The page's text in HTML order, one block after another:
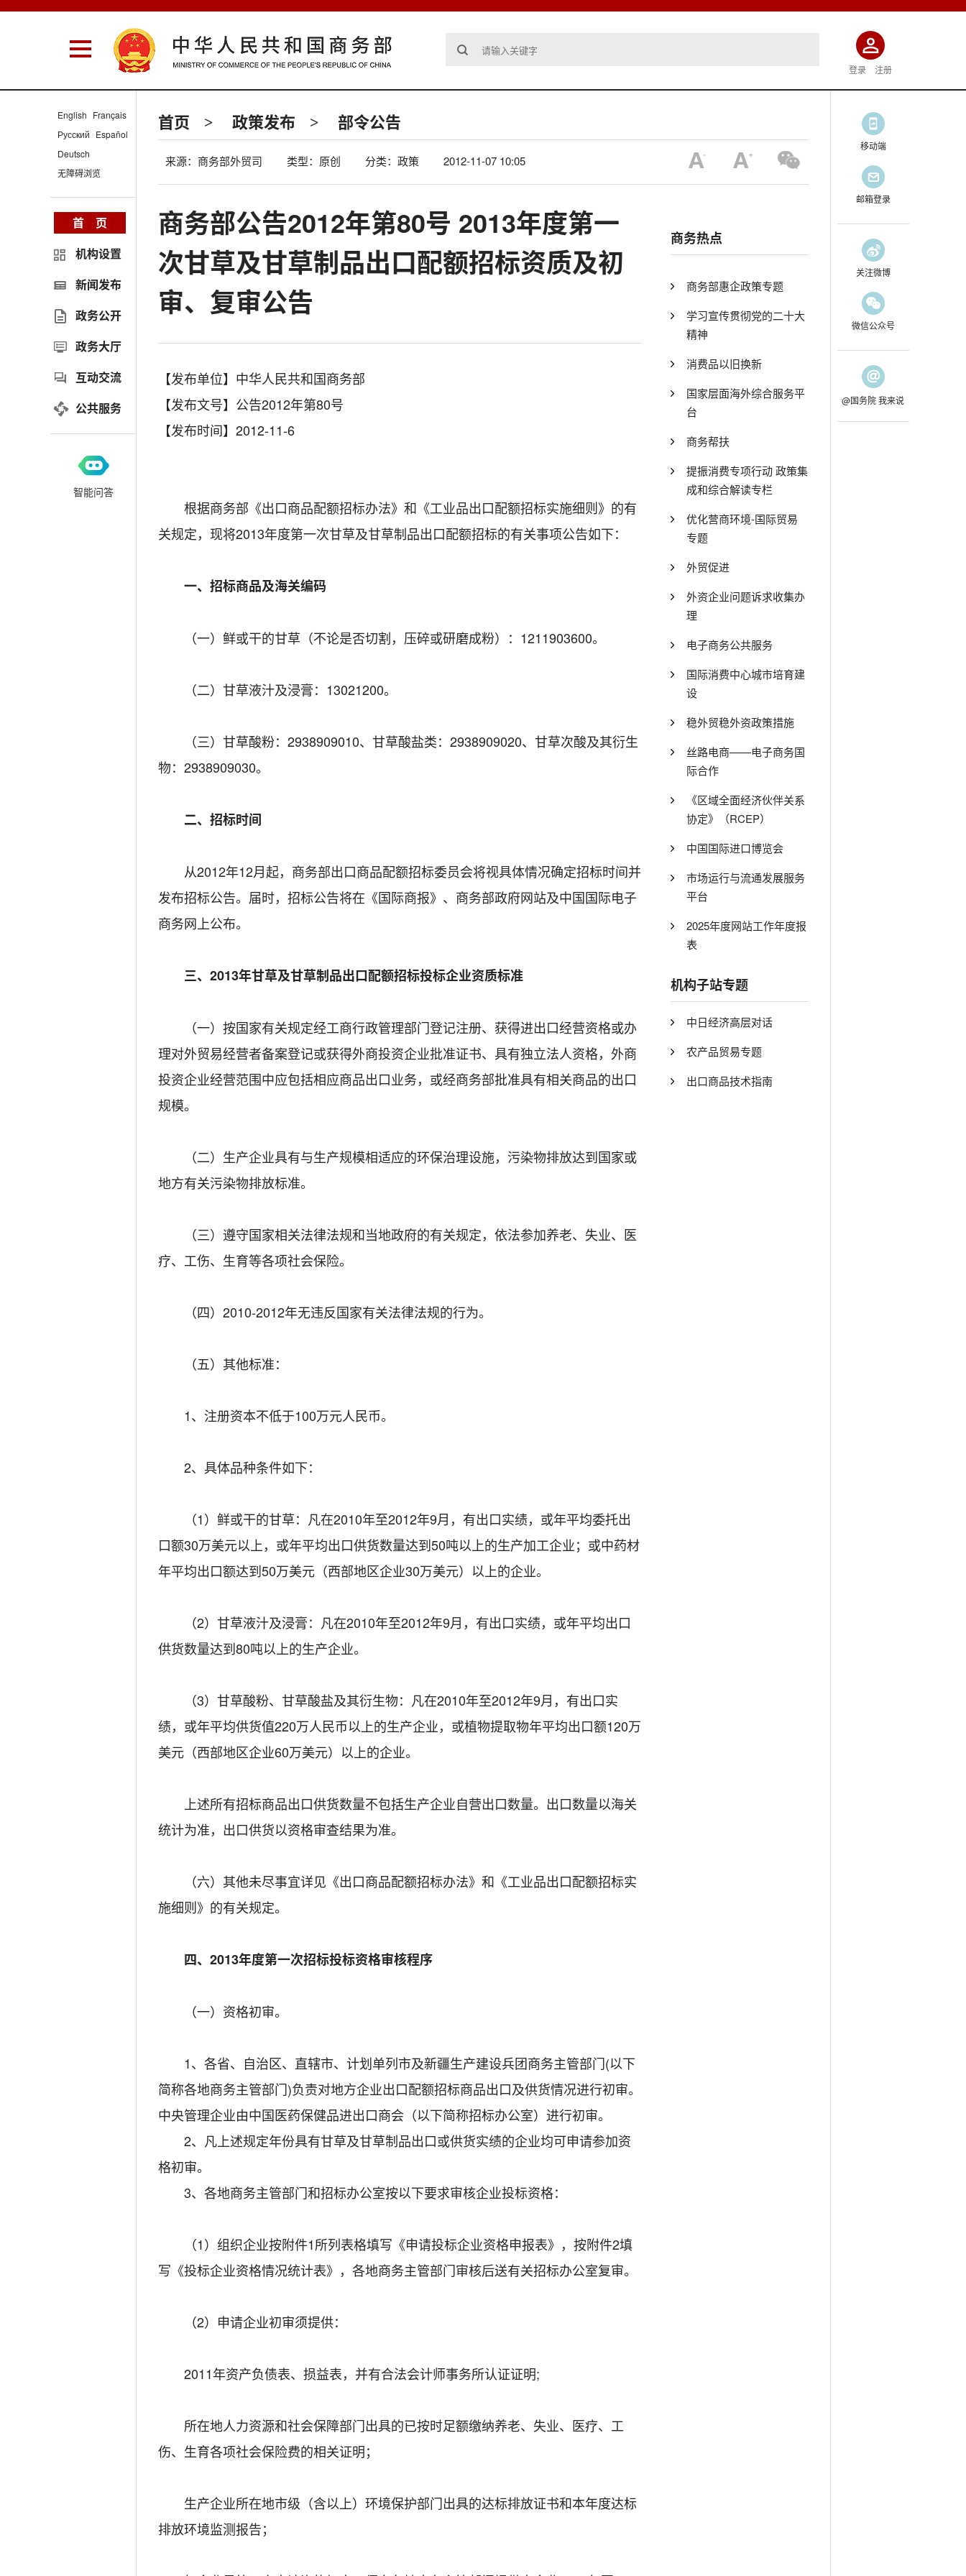
登录 注册
首页 > 政策发布 > 部令公告
来源：商务部外贸司 类型：原创 分类：政策 2012-11-07 10:05
商务部公告2012年第80号 2013年度第一
次甘草及甘草制品出口配额招标资质及初
审、复审公告
【发布单位】中华人民共和国商务部
【发布文号】公告2012年第80号
【发布时间】2012-11-6
根据商务部《出口商品配额招标办法》和《工业品出口配额招标实施细则》的有
关规定，现将2013年度第一次甘草及甘草制品出口配额招标的有关事项公告如下：
一、招标商品及海关编码
（一）鲜或干的甘草（不论是否切割，压碎或研磨成粉）：1211903600。
（二）甘草液汁及浸膏：13021200。
（三）甘草酸粉：2938909010、甘草酸盐类：2938909020、甘草次酸及其衍生
物：2938909030。
二、招标时间
从2012年12月起，商务部出口商品配额招标委员会将视具体情况确定招标时间并
发布招标公告。届时，招标公告将在《国际商报》、商务部政府网站及中国国际电子
商务网上公布。
三、2013年甘草及甘草制品出口配额招标投标企业资质标准
（一）按国家有关规定经工商行政管理部门登记注册、获得进出口经营资格或办
理对外贸易经营者备案登记或获得外商投资企业批准证书、具有独立法人资格，外商
投资企业经营范围中应包括相应商品出口业务，或经商务部批准具有相关商品的出口
规模。
（二）生产企业具有与生产规模相适应的环保治理设施，污染物排放达到国家或
地方有关污染物排放标准。
（三）遵守国家相关法律法规和当地政府的有关规定，依法参加养老、失业、医
疗、工伤、生育等各项社会保险。
（四）2010-2012年无违反国家有关法律法规的行为。
（五）其他标准：
1、注册资本不低于100万元人民币。
2、具体品种条件如下：
（1）鲜或干的甘草：凡在2010年至2012年9月，有出口实绩，或年平均委托出
口额30万美元以上，或年平均出口供货数量达到50吨以上的生产加工企业；或中药材
年平均出口额达到50万美元（西部地区企业30万美元）以上的企业。
（2）甘草液汁及浸膏：凡在2010年至2012年9月，有出口实绩，或年平均出口
供货数量达到80吨以上的生产企业。
（3）甘草酸粉、甘草酸盐及其衍生物：凡在2010年至2012年9月，有出口实
绩，或年平均供货值220万人民币以上的生产企业，或植物提取物年平均出口额120万
美元（西部地区企业60万美元）以上的企业。
上述所有招标商品出口供货数量不包括生产企业自营出口数量。出口数量以海关
统计为准，出口供货以资格审查结果为准。
（六）其他未尽事宜详见《出口商品配额招标办法》和《工业品出口配额招标实
施细则》的有关规定。
四、2013年度第一次招标投标资格审核程序
（一）资格初审。
1、各省、自治区、直辖市、计划单列市及新疆生产建设兵团商务主管部门(以下
简称各地商务主管部门)负责对地方企业出口配额招标商品出口及供货情况进行初审。
中央管理企业由中国医药保健品进出口商会（以下简称招标办公室）进行初审。
2、凡上述规定年份具有甘草及甘草制品出口或供货实绩的企业均可申请参加资
格初审。
3、各地商务主管部门和招标办公室按以下要求审核企业投标资格：
（1）组织企业按附件1所列表格填写《申请投标企业资格申报表》，按附件2填
写《投标企业资格情况统计表》，各地商务主管部门审核后送有关招标办公室复审。
（2）申请企业初审须提供：
2011年资产负债表、损益表，并有合法会计师事务所认证证明;
所在地人力资源和社会保障部门出具的已按时足额缴纳养老、失业、医疗、工
伤、生育各项社会保险费的相关证明；
生产企业所在地市级（含以上）环境保护部门出具的达标排放证书和本年度达标
排放环境监测报告；
商务热点
商务部惠企政策专题
学习宣传贯彻党的二十大
精神
消费品以旧换新
国家层面海外综合服务平
台
商务帮扶
提振消费专项行动 政策集
成和综合解读专栏
优化营商环境-国际贸易
专题
外贸促进
外资企业问题诉求收集办
理
电子商务公共服务
国际消费中心城市培育建
设
稳外贸稳外资政策措施
丝路电商——电子商务国
际合作
《区域全面经济伙伴关系
协定》（RCEP）
中国国际进口博览会
市场运行与流通发展服务
平台
2025年度网站工作年度报
表
机构子站专题
中日经济高层对话
农产品贸易专题
出口商品技术指南
English Français
Русский Español
Deutsch
无障碍浏览
首 页
机构设置
新闻发布
政务公开
政务大厅
互动交流
公共服务
智能问答
移动端
邮箱登录
关注微博
微信公众号
@国务院 我来说